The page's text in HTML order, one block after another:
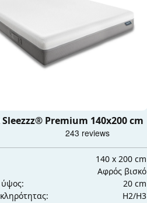
Premium 140x200 cm
140 x 200 cm
Αφρός βισκό
ύψος:
20 cm
H2/H3